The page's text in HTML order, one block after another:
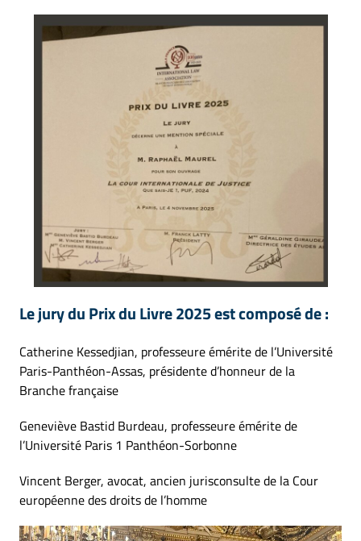
Le jury du Prix du Livre 2025 est composé de :
Catherine Kessedjian, professeure émérite de l’Université
Paris-Panthéon-Assas, présidente d’honneur de la
Branche française
Geneviève Bastid Burdeau, professeure émérite de
l’Université Paris 1 Panthéon-Sorbonne
Vincent Berger, avocat, ancien jurisconsulte de la Cour
européenne des droits de l’homme